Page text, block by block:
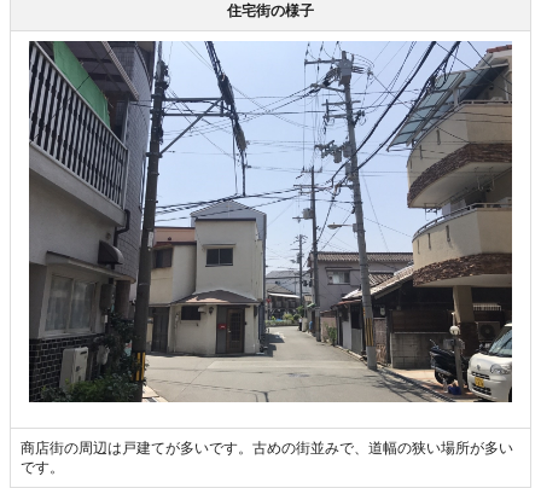
住宅街の様子
商店街の周辺は戸建てが多いです。古めの街並みで、道幅の狭い場所が多い
です。